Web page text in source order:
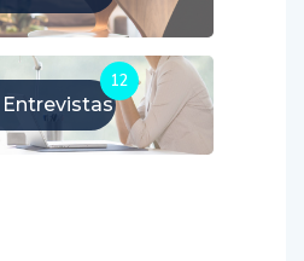
Entrevistas
12